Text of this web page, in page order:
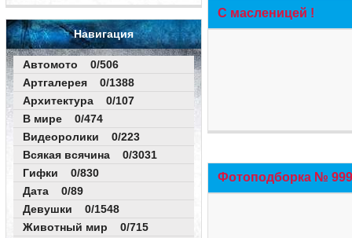
Навигация
Автомото 0/506
Артгалерея 0/1388
Архитектура 0/107
В мире 0/474
Видеоролики 0/223
Всякая всячина 0/3031
Гифки 0/830
Дата 0/89
Девушки 0/1548
Животный мир 0/715
С масленицей !
Фотоподборка №